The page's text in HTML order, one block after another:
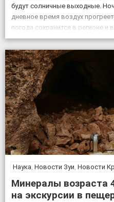
будут солничные выходные.
дневное время воздух
погода сохранится в регионе и
Наука Новости Зуи Новости Крыма
Минералы возраста
на экскурсии в